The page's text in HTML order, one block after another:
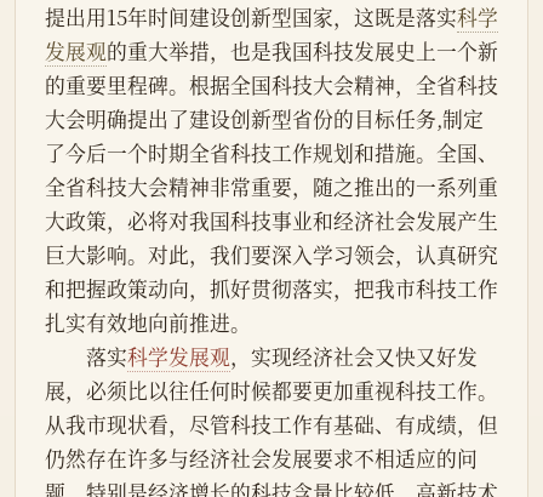
提出用15年时间建设创新型国家，这既是落实科学
发展观的重大举措，也是我国科技发展史上一个新
的重要里程碑。根据全国科技大会精神，全省科技
大会明确提出了建设创新型省份的目标任务,制定
了今后一个时期全省科技工作规划和措施。全国、
全省科技大会精神非常重要，随之推出的一系列重
大政策，必将对我国科技事业和经济社会发展产生
巨大影响。对此，我们要深入学习领会，认真研究
和把握政策动向，抓好贯彻落实，把我市科技工作
扎实有效地向前推进。
落实科学发展观，实现经济社会又快又好发
展，必须比以往任何时候都要更加重视科技工作。
从我市现状看，尽管科技工作有基础、有成绩，但
仍然存在许多与经济社会发展要求不相适应的问